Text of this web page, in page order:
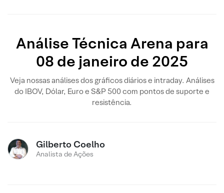
Análise Técnica Arena para
08 de janeiro de 2025
Veja nossas análises dos gráficos diários e intraday. Análises
do IBOV, Dólar, Euro e S&P 500 com pontos de suporte e
resistência.
Gilberto Coelho
Analista de Ações